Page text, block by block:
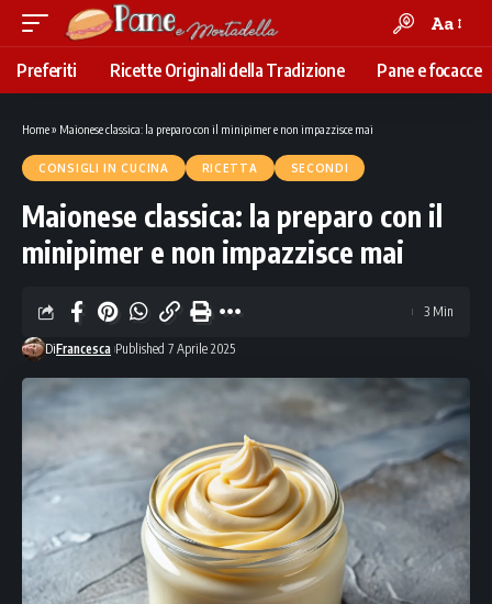
Font
Resizer
Aa
Preferiti Ricette Originali della Tradizione Pane e focacce
Home» Maionese classica: la preparo con il minipimer e non impazzisce mai
CONSIGLI IN CUCINA RICETTA SECONDI
Maionese classica: la preparo con il
minipimer e non impazzisce mai
DiFrancesca Published 7 Aprile 2025
3 Min